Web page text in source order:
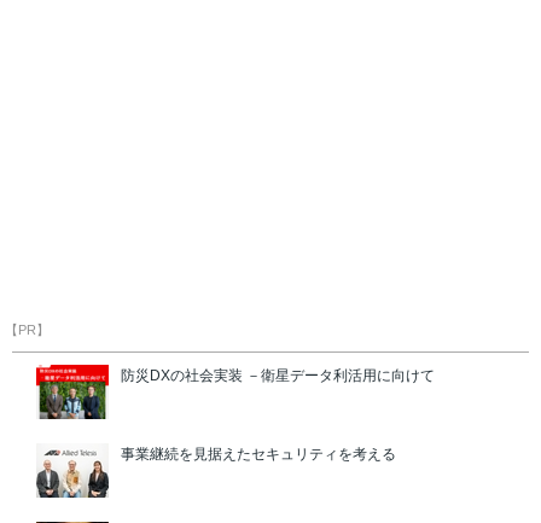
【PR】
防災DXの社会実装 －衛星データ利活用に向けて
事業継続を見据えたセキュリティを考える